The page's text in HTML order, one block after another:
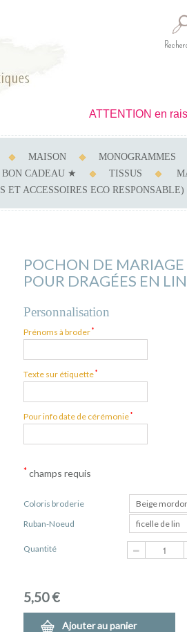
MAISON
MONOGRAMMES
CADEAU ★ TISSUS
ACCESSOIRES ECO RESPONSABLE)
ATTENTION en raison
POCHON DE MARIAGE
POUR DRAGÉES EN
Personnalisation
Prénoms à broder*
Texte sur étiquette*
Pour info date de cérémonie*
* champs requis
Coloris broderie
Beige
Ruban-Noeud
ficelle de lin
Quantité
5,50 €
Ajouter au panier